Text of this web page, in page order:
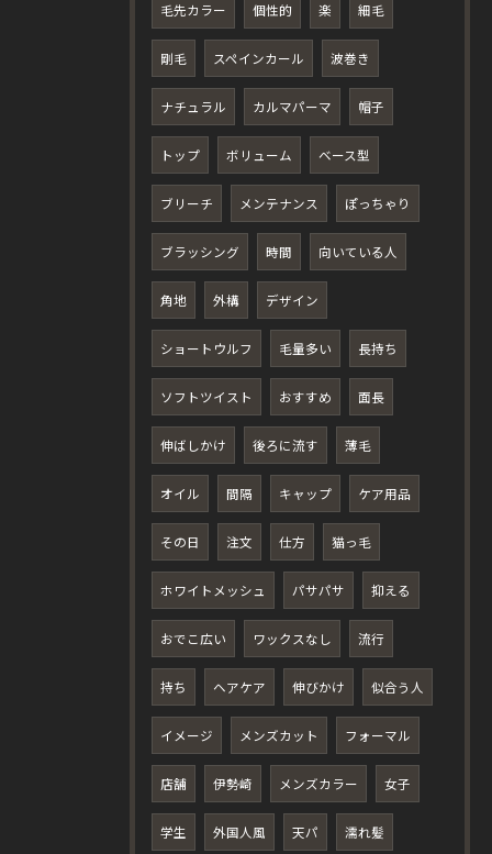
毛先カラー 個性的 楽 細毛
剛毛 スペインカール 波巻き
ナチュラル カルマパーマ 帽子
トップ ボリューム ベース型
ブリーチ メンテナンス ぽっちゃり
ブラッシング 時間 向いている人
角地 外構 デザイン
ショートウルフ 毛量多い 長持ち
ソフトツイスト おすすめ 面長
伸ばしかけ 後ろに流す 薄毛
オイル 間隔 キャップ ケア用品
その日 注文 仕方 猫っ毛
ホワイトメッシュ パサパサ 抑える
おでこ広い ワックスなし 流行
持ち ヘアケア 伸びかけ 似合う人
イメージ メンズカット フォーマル
店舗 伊勢崎 メンズカラー 女子
学生 外国人風 天パ 濡れ髪